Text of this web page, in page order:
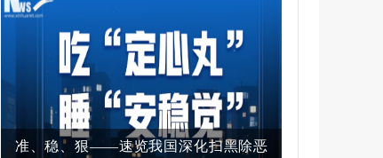
准、稳、狠——速览我国深化扫黑除恶